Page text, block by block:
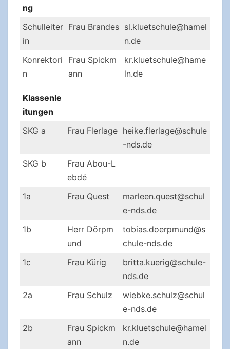
ng
Schulleiter
in
Frau Brandes sl.kluetschule@hamel
n.de
Konrektori
n
Frau Spickm
ann
kr.kluetschule@hame
ln.de
Klassenle
itungen
SKG a
Frau Flerlage heike.flerlage@schule
-nds.de
SKG b
Frau Abou-L
ebdé
1a
Frau Quest
marleen.quest@schul
e-nds.de
1b
Herr Dörpm
und
tobias.doerpmund@s
chule-nds.de
1c
Frau Kürig
britta.kuerig@schule-
nds.de
2a
Frau Schulz
wiebke.schulz@schul
e-nds.de
2b
Frau Spickm
ann
kr.kluetschule@hamel
n.de